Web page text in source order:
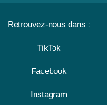
Retrouvez-nous dans :
TikTok
Facebook
Instagram